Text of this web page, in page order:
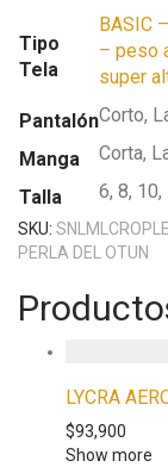
Tipo
Tela
BASIC
– peso
super
PantalónCorto,
Manga
Corta,
Talla
6, 8, 10,
SKU:
PERLA DEL OTUN
LYCRA
$93,900
Show more